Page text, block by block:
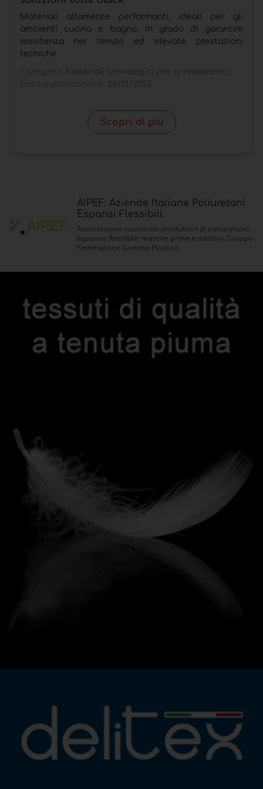
Materiali altamente performanti, ideali per gli
ambienti cucina e bagno, in grado di garantire
resistenza nel tempo ed elevate prestazioni
tecniche
Scopri di più
AIPEF: Aziende Italiane Poliuretani
Espansi Flessibili.
Associazione nazionale produttori di poliuretano
espanso flessibile, materie prime e additivi. Gruppo
Federazione Gomma Plastica.